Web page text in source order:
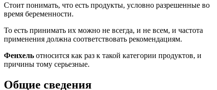
Стоит понимать, что есть продукты, условно разрешенные во
время беременности.
То есть принимать их можно не всегда, и не всем, и частота
применения должна соответствовать рекомендациям.
Фенхель относится как раз к такой категории продуктов, и
причины тому серьезные.
Общие сведения